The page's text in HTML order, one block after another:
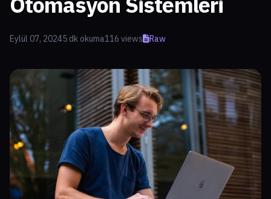
Eylül 07, 20245 dk okuma116 views Raw